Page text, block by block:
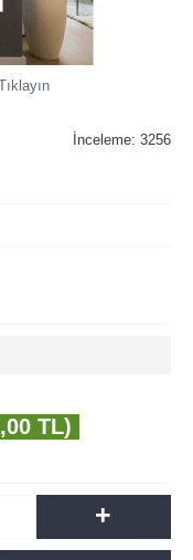
İnceleme: 3256
TL)
+